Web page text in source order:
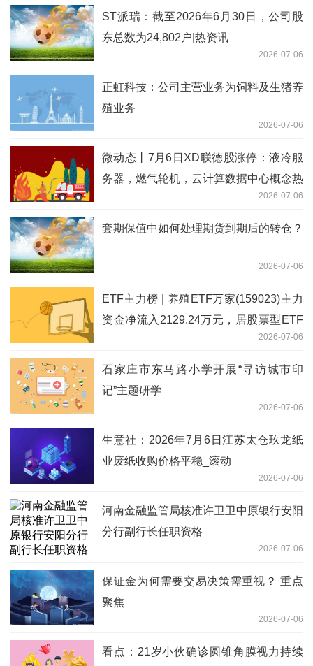
ST派瑞：截至2026年6月30日，公司股
东总数为24,802户|热资讯
2026-07-06
正虹科技：公司主营业务为饲料及生猪养
殖业务
2026-07-06
微动态丨7月6日XD联德股涨停：液冷服
务器，燃气轮机，云计算数据中心概念热
2026-07-06
套期保值中如何处理期货到期后的转仓？
2026-07-06
ETF主力榜 | 养殖ETF万家(159023)主力
资金净流入2129.24万元，居股票型ETF
2026-07-06
石家庄市东马路小学开展“寻访城市印
记”主题研学
2026-07-06
生意社：2026年7月6日江苏太仓玖龙纸
业废纸收购价格平稳_滚动
2026-07-06
河南金融监管局核准许卫卫中原银行安阳
分行副行长任职资格
2026-07-06
保证金为何需要交易决策需重视？ 重点
聚焦
2026-07-06
看点：21岁小伙确诊圆锥角膜视力持续